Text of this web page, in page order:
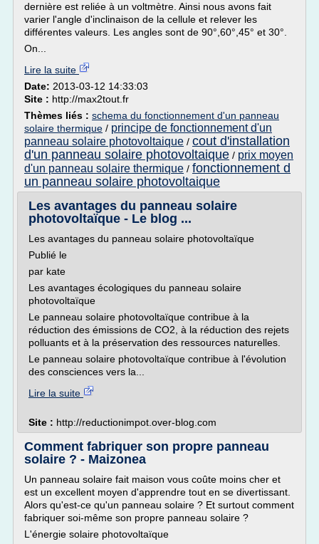
dernière est reliée à un voltmètre. Ainsi nous avons fait
varier l'angle d'inclinaison de la cellule et relever les
différentes valeurs. Les angles sont de 90°,60°,45° et 30°.
On...
Lire la suite
Date: 2013-03-12 14:33:03
Site : http://max2tout.fr
Thèmes liés : schema du fonctionnement d'un panneau
solaire thermique / principe de fonctionnement d'un
panneau solaire photovoltaique / cout d'installation
d'un panneau solaire photovoltaique / prix moyen
d'un panneau solaire thermique / fonctionnement d
un panneau solaire photovoltaique
Les avantages du panneau solaire
photovoltaïque - Le blog ...
Les avantages du panneau solaire photovoltaïque
Publié le
par kate
Les avantages écologiques du panneau solaire
photovoltaïque
Le panneau solaire photovoltaïque contribue à la
réduction des émissions de CO2, à la réduction des rejets
polluants et à la préservation des ressources naturelles.
Le panneau solaire photovoltaïque contribue à l'évolution
des consciences vers la...
Lire la suite
Site : http://reductionimpot.over-blog.com
Comment fabriquer son propre panneau
solaire ? - Maizonea
Un panneau solaire fait maison vous coûte moins cher et
est un excellent moyen d'apprendre tout en se divertissant.
Alors qu'est-ce qu'un panneau solaire ? Et surtout comment
fabriquer soi-même son propre panneau solaire ?
L'énergie solaire photovoltaïque